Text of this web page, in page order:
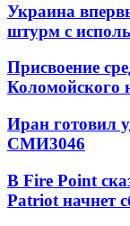
Украина
штурм с
Присвоение
Коломойского
Иран готовил
СМИ3046
В Fire Point
Patriot начнет